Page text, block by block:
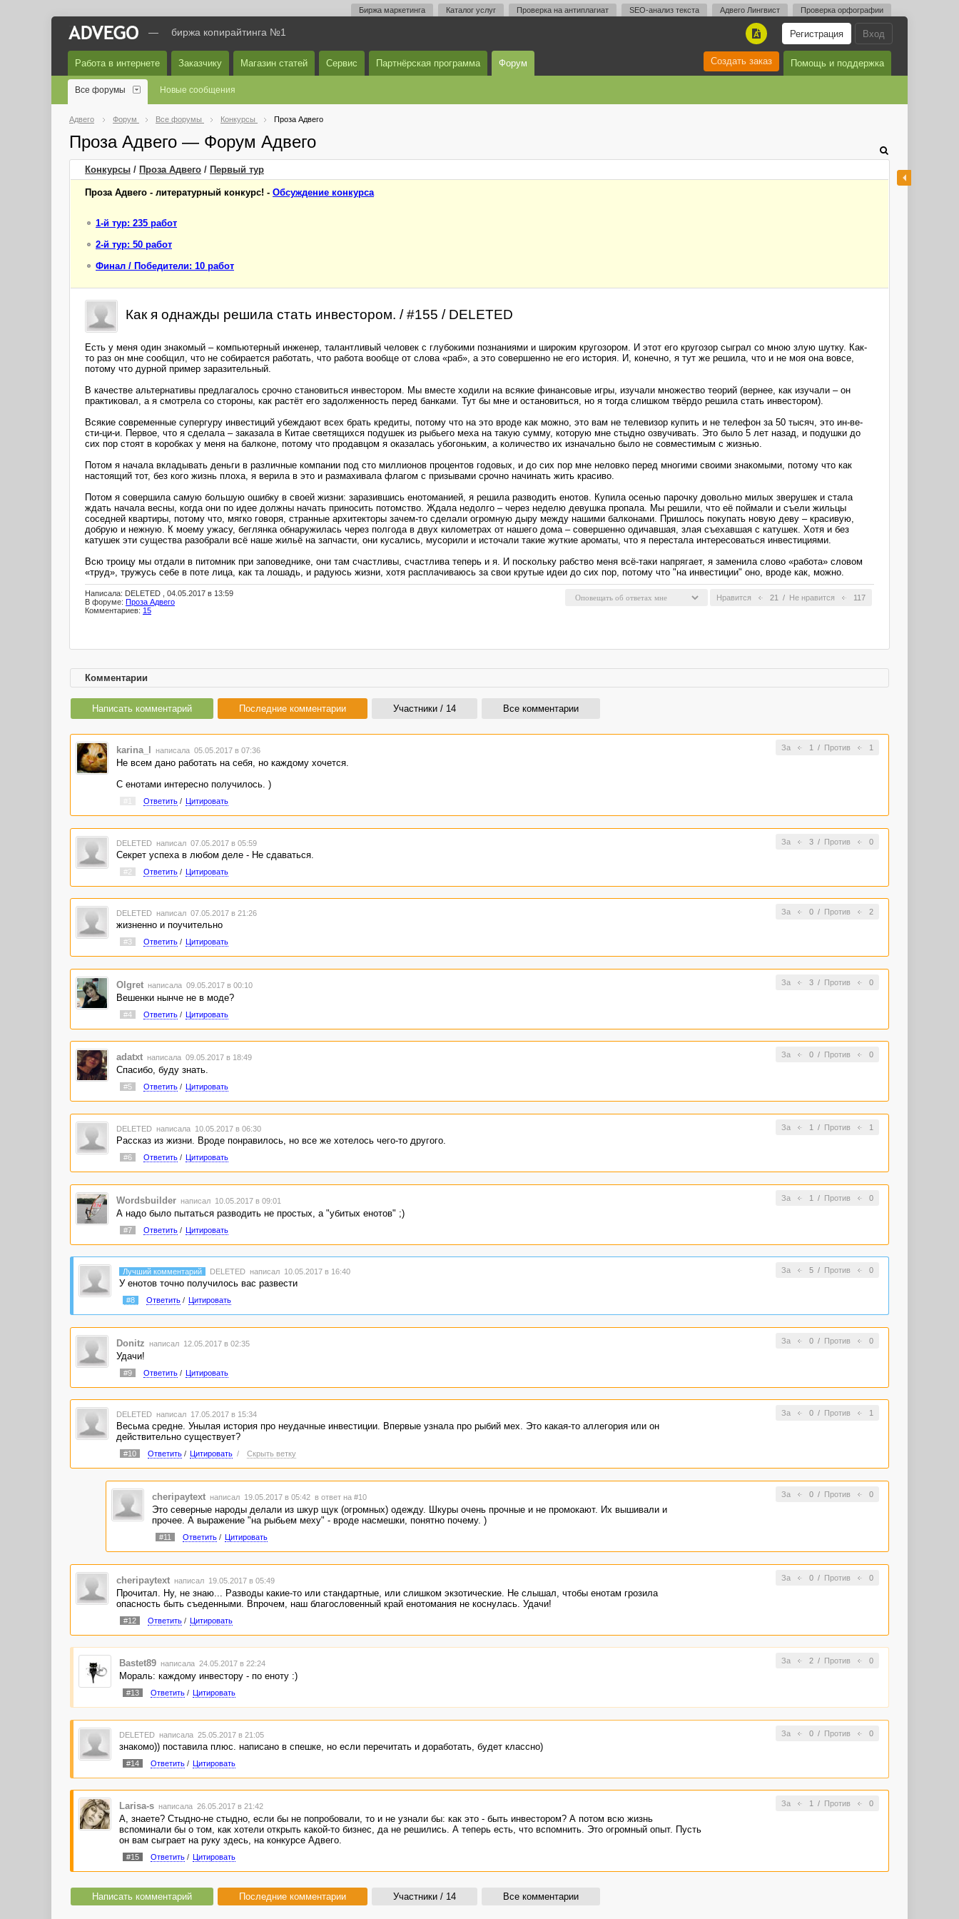
Биржа маркетинга Каталог услуг Проверка на антиплагиат SEO-анализ текста Адвего Лингвист Проверка орфографии
Вход
Регистрация
A
— биржа копирайтинга №1
Работа в интернете Заказчику Магазин статей Сервис Партнёрская программа Форум Помощь и поддержка
Создать заказ
Все форумы Новые сообщения
Адвего Форум Все форумы Конкурсы Проза Адвего
Проза Адвего — Форум Адвего
Конкурсы / Проза Адвего / Первый тур
Проза Адвего - литературный конкурс! - Обсуждение конкурса
1-й тур: 235 работ
2-й тур: 50 работ
Финал / Победители: 10 работ
Как я однажды решила стать инвестором. / #155 / DELETED
Есть у меня один знакомый – компьютерный инженер, талантливый человек с глубокими познаниями и широким кругозором. И этот его кругозор сыграл со мною злую шутку. Как-
то раз он мне сообщил, что не собирается работать, что работа вообще от слова «раб», а это совершенно не его история. И, конечно, я тут же решила, что и не моя она вовсе,
потому что дурной пример заразительный.
В качестве альтернативы предлагалось срочно становиться инвестором. Мы вместе ходили на всякие финансовые игры, изучали множество теорий (вернее, как изучали – он
практиковал, а я смотрела со стороны, как растёт его задолженность перед банками. Тут бы мне и остановиться, но я тогда слишком твёрдо решила стать инвестором).
Всякие современные супергуру инвестиций убеждают всех брать кредиты, потому что на это вроде как можно, это вам не телевизор купить и не телефон за 50 тысяч, это ин-ве-
сти-ци-и. Первое, что я сделала – заказала в Китае светящихся подушек из рыбьего меха на такую сумму, которую мне стыдно озвучивать. Это было 5 лет назад, и подушки до
сих пор стоят в коробках у меня на балконе, потому что продавцом я оказалась убогоньким, а количество их изначально было не совместимым с жизнью.
Потом я начала вкладывать деньги в различные компании под сто миллионов процентов годовых, и до сих пор мне неловко перед многими своими знакомыми, потому что как
настоящий тот, без кого жизнь плоха, я верила в это и размахивала флагом с призывами срочно начинать жить красиво.
Потом я совершила самую большую ошибку в своей жизни: заразившись енотоманией, я решила разводить енотов. Купила осенью парочку довольно милых зверушек и стала
ждать начала весны, когда они по идее должны начать приносить потомство. Ждала недолго – через неделю девушка пропала. Мы решили, что её поймали и съели жильцы
соседней квартиры, потому что, мягко говоря, странные архитекторы зачем-то сделали огромную дыру между нашими балконами. Пришлось покупать новую деву – красивую,
добрую и нежную. К моему ужасу, беглянка обнаружилась через полгода в двух километрах от нашего дома – совершенно одичавшая, злая съехавшая с катушек. Хотя и без
катушек эти существа разобрали всё наше жильё на запчасти, они кусались, мусорили и источали такие жуткие ароматы, что я перестала интересоваться инвестициями.
Всю троицу мы отдали в питомник при заповеднике, они там счастливы, счастлива теперь и я. И поскольку рабство меня всё-таки напрягает, я заменила слово «работа» словом
«труд», тружусь себе в поте лица, как та лошадь, и радуюсь жизни, хотя расплачиваюсь за свои крутые идеи до сих пор, потому что "на инвестиции" оно, вроде как, можно.
Нравится 21 / Не нравится 117
Написала: DELETED , 04.05.2017 в 13:59
В форуме: Проза Адвего
Комментариев: 15
Комментарии
Написать комментарий Последние комментарии Участники / 14 Все комментарии
За 1 / Против 1
karina_l написала 05.05.2017 в 07:36
Не всем дано работать на себя, но каждому хочется.
С енотами интересно получилось. )
Ответить/ Цитировать
За 3/ Против 0
DELETED написал 07.05.2017 в 05:59
Секрет успеха в любом деле - Не сдаваться.
#2 Ответить/ Цитировать
За 0/ Против 2
DELETED написал 07.05.2017 в 21:26
жизненно и поучительно
#3 Ответить/ Цитировать
За 3/ Против 0
Olgret написала 09.05.2017 в 00:10
Вешенки нынче не в моде?
#4 Ответить/ Цитировать
За 0/ Против 0
adatxt написала 09.05.2017 в 18:49
Спасибо, буду знать.
#5 Ответить/ Цитировать
За 1 / Против 1
DELETED написала 10.05.2017 в 06:30
Рассказ из жизни. Вроде понравилось, но все же хотелось чего-то другого.
#6 Ответить/ Цитировать
За 1 / Против 0
Wordsbuilder написал 10.05.2017 в 09:01
А надо было пытаться разводить не простых, а "убитых енотов" ;)
#7 Ответить/ Цитировать
За 5/ Против 0
Лучший комментарий DELETED написал 10.05.2017 в 16:40
У енотов точно получилось вас развести
#8 Ответить/ Цитировать
За 0/ Против 0
Donitz написал 12.05.2017 в 02:35
Удачи!
#9 Ответить/ Цитировать
За 0/ Против 1
DELETED написал 17.05.2017 в 15:34
Весьма средне. Унылая история про неудачные инвестиции. Впервые узнала про рыбий мех. Это какая-то аллегория или он
действительно существует?
#10 Ответить/ Цитировать / Скрыть ветку
За 0/ Против 0
cheripaytext написал 19.05.2017 в 05:42 в ответ на #10
Это северные народы делали из шкур щук (огромных) одежду. Шкуры очень прочные и не промокают. Их вышивали и
прочее. А выражение "на рыбьем меху" - вроде насмешки, понятно почему. )
#11 Ответить/ Цитировать
За 0/ Против 0
cheripaytext написал 19.05.2017 в 05:49
Прочитал. Ну, не знаю... Разводы какие-то или стандартные, или слишком экзотические. Не слышал, чтобы енотам грозила
опасность быть съеденными. Впрочем, наш благословенный край енотомания не коснулась. Удачи!
#12 Ответить/ Цитировать
За 2/ Против 0
Bastet89 написала 24.05.2017 в 22:24
Мораль: каждому инвестору - по еноту :)
#13 Ответить/ Цитировать
За 0/ Против 0
DELETED написала 25.05.2017 в 21:05
знакомо)) поставила плюс. написано в спешке, но если перечитать и доработать, будет классно)
#14 Ответить/ Цитировать
За 1 / Против 0
Larisa-s написала 26.05.2017 в 21:42
А, знаете? Стыдно-не стыдно, если бы не попробовали, то и не узнали бы: как это - быть инвестором? А потом всю жизнь
вспоминали бы о том, как хотели открыть какой-то бизнес, да не решились. А теперь есть, что вспомнить. Это огромный опыт. Пусть
он вам сыграет на руку здесь, на конкурсе Адвего.
#15 Ответить/ Цитировать
Написать комментарий Последние комментарии Участники / 14 Все комментарии